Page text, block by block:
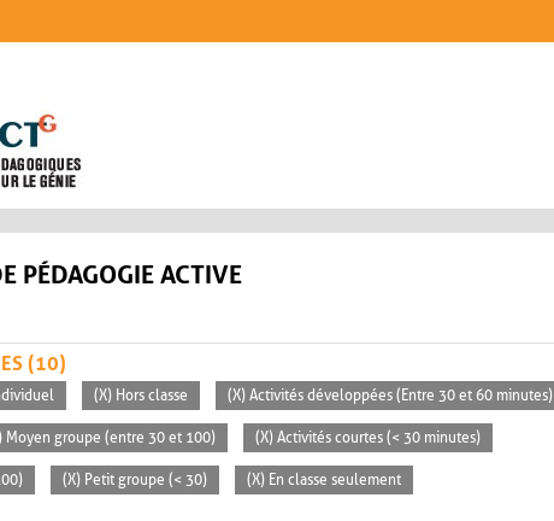
PÉDAGOGIE ACTIVE
(10)
(X) Hors classe (X) Activités développées (Entre 30 et 60 minutes)
Moyen groupe (entre 30 et 100) (X) Activités courtes (< 30 minutes)
(X) Petit groupe (< 30) (X) En classe seulement